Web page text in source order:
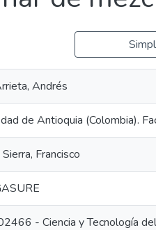
Andrés
de Antioquia (Colombia).
Francisco
- Ciencia y Tecnología